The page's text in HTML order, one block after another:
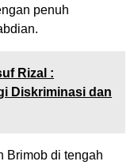
penuh
Rizal :
Diskriminasi dan
Brimob di tengah